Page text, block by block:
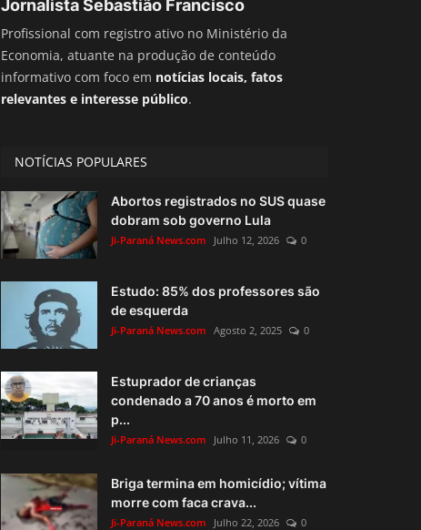
Jornalista Sebastião Francisco
Profissional com registro ativo no Ministério da
Economia, atuante na produção de conteúdo
informativo com foco em notícias locais, fatos
relevantes e interesse público.
NOTÍCIAS POPULARES
Abortos registrados no SUS quase
dobram sob governo Lula
Ji-Paraná News.com Julho 12, 2026 0
Estudo: 85% dos professores são
de esquerda
Ji-Paraná News.com Agosto 2, 2025 0
Estuprador de crianças
condenado a 70 anos é morto em
p...
Ji-Paraná News.com Julho 11, 2026 0
Briga termina em homicídio; vítima
morre com faca crava...
Ji-Paraná News.com Julho 22, 2026 0